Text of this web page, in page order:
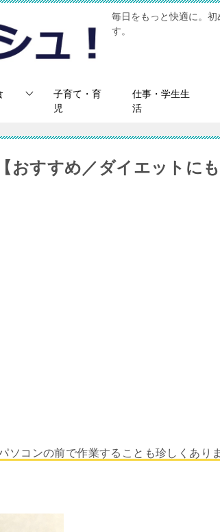
毎日をもっと快適に。
す。
子育て・育
児
仕事・学生生
活
おすすめ／ダイエットにも
ソコンの前で作業することも珍しくあり